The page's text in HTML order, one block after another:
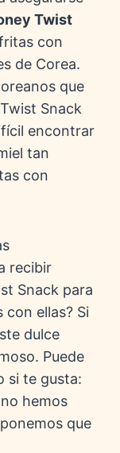
Twist
con
de Corea.
que
Snack
encontrar
tan
con
recibir
Snack para
ellas? Si
dulce
Puede
si te gusta:
hemos
que